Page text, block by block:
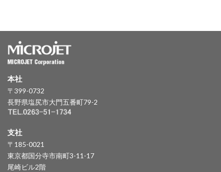
本社
〒399-0732
長野県塩尻市大門五番町79-2
支社
〒185-0021
東京都国分寺市南町3-11-17
尾崎ビル2階